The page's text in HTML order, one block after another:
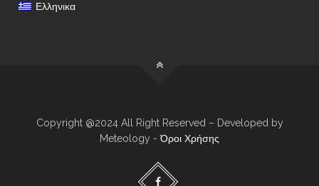
Ελληνικα
Copyright @2024 All Right Reserved – Developed by
Meteology -Όροι Χρήσης